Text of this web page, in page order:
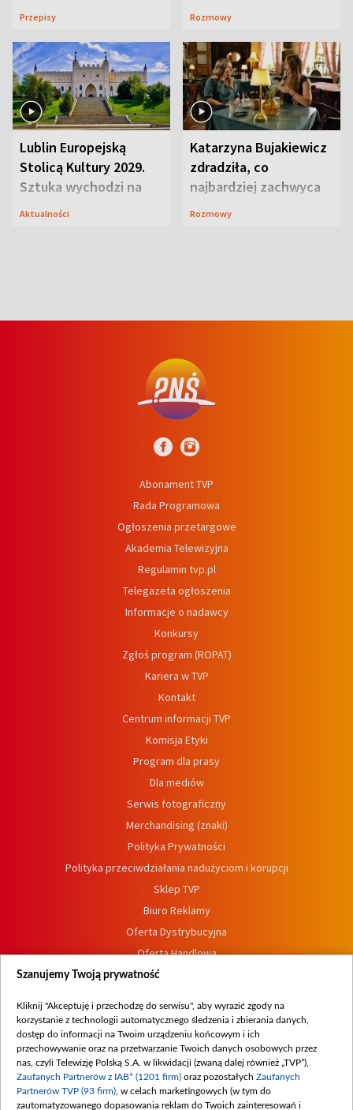
serowy zachwyca
Przepisy
Te stylizacje
Rozmowy
Lublin Europejską
Stolicą Kultury 2029.
Sztuka wychodzi na
ulice
Aktualności
Katarzyna Bujakiewicz
zdradziła, co
najbardziej zachwyca
ją w Lublinie
Rozmowy
Abonament TVP
Rada Programowa
Ogłoszenia przetargowe
Akademia Telewizyjna
Regulamin tvp.pl
Telegazeta ogłoszenia
Informacje o nadawcy
Konkursy
Zgłoś program (ROPAT)
Kariera w TVP
Kontakt
Centrum informacji TVP
Komisja Etyki
Program dla prasy
Dla mediów
Serwis fotograficzny
Merchandising (znaki)
Polityka Prywatności
Polityka przeciwdziałania nadużyciom i korupcji
Sklep TVP
Biuro Reklamy
Oferta Dystrybucyjna
Oferta Handlowa
Dostępność
Procedura zgłoszeń wewnętrznych
Szanujemy Twoją prywatność
Kliknij "Akceptuję i przechodzę do serwisu", aby wyrazić zgody na
korzystanie z technologii automatycznego śledzenia i zbierania danych,
dostęp do informacji na Twoim urządzeniu końcowym i ich
przechowywanie oraz na przetwarzanie Twoich danych osobowych przez
nas, czyli Telewizję Polską S.A. w likwidacji (zwaną dalej również „TVP”),
Zaufanych Partnerów z IAB* (1201 firm) oraz pozostałych Zaufanych
Partnerów TVP (93 firm) , w celach marketingowych (w tym do
zautomatyzowanego dopasowania reklam do Twoich zainteresowań i